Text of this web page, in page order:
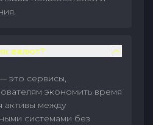
валют?
это сервисы,
экономить время
активы между
системами без